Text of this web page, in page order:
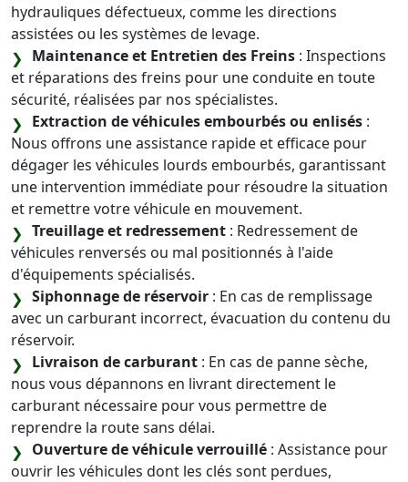
hydrauliques défectueux, comme les directions
assistées ou les systèmes de levage.
Maintenance et Entretien des Freins : Inspections
et réparations des freins pour une conduite en toute
sécurité, réalisées par nos spécialistes.
Extraction de véhicules embourbés ou enlisés :
Nous offrons une assistance rapide et efficace pour
dégager les véhicules lourds embourbés, garantissant
une intervention immédiate pour résoudre la situation
et remettre votre véhicule en mouvement.
Treuillage et redressement : Redressement de
véhicules renversés ou mal positionnés à l'aide
d'équipements spécialisés.
Siphonnage de réservoir : En cas de remplissage
avec un carburant incorrect, évacuation du contenu du
réservoir.
Livraison de carburant : En cas de panne sèche,
nous vous dépannons en livrant directement le
carburant nécessaire pour vous permettre de
reprendre la route sans délai.
Ouverture de véhicule verrouillé : Assistance pour
ouvrir les véhicules dont les clés sont perdues,